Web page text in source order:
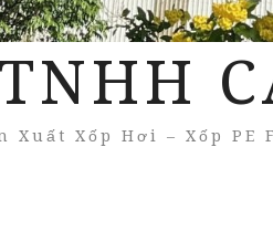
Xuất Xốp Hơi – Xốp PE